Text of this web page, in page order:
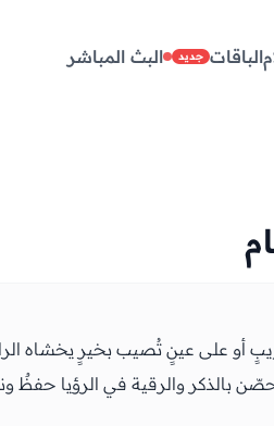
الباقات جديد البث المباشر
أو على عينٍ تُصيب بخيرٍ يخشاه
بالذكر والرقية في الرؤيا حفظٌ